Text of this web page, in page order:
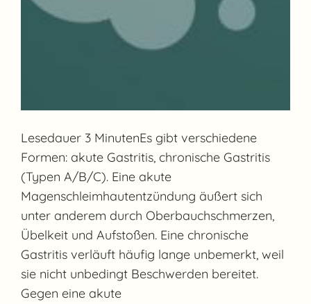
Lesedauer 3 MinutenEs gibt verschiedene
Formen: akute Gastritis, chronische Gastritis
(Typen A/B/C). Eine akute
Magenschleimhautentzündung äußert sich
unter anderem durch Oberbauchschmerzen,
Übelkeit und Aufstoßen. Eine chronische
Gastritis verläuft häufig lange unbemerkt, weil
sie nicht unbedingt Beschwerden bereitet.
Gegen eine akute